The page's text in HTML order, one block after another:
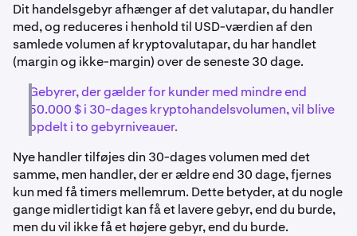
Dit handelsgebyr afhænger af det valutapar, du handler
med, og reduceres i henhold til USD-værdien af den
samlede volumen af kryptovalutapar, du har handlet
(margin og ikke-margin) over de seneste 30 dage.
Gebyrer, der gælder for kunder med mindre end
50.000 $ i 30-dages kryptohandelsvolumen, vil blive
opdelt i to gebyrniveauer.
Nye handler tilføjes din 30-dages volumen med det
samme, men handler, der er ældre end 30 dage, fjernes
kun med få timers mellemrum. Dette betyder, at du nogle
gange midlertidigt kan få et lavere gebyr, end du burde,
men du vil ikke få et højere gebyr, end du burde.